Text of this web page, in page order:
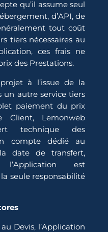
qu’il assume seul
d’API, de
tout coût
tiers nécessaires au
ces frais ne
des Prestations.
à l’issue de la
un autre service tiers
paiement du prix
Client, Lemonweb
technique des
compte dédié au
date de transfert,
l’Application est
seule responsabilité
Devis, l’Application